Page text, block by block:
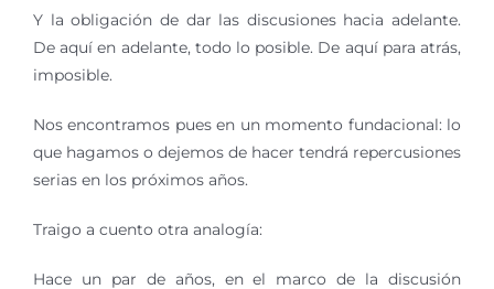
Y la obligación de dar las discusiones hacia adelante.
De aquí en adelante, todo lo posible. De aquí para atrás,
imposible.
Nos encontramos pues en un momento fundacional: lo
que hagamos o dejemos de hacer tendrá repercusiones
serias en los próximos años.
Traigo a cuento otra analogía:
Hace un par de años, en el marco de la discusión